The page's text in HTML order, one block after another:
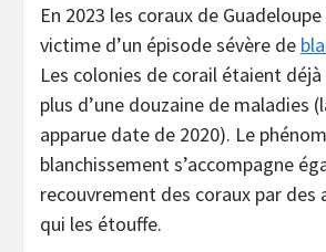
En 2023 les coraux de
victime d’un épisode sévère de
Les colonies de corail étaient
plus d’une douzaine de maladies
apparue date de 2020). Le
blanchissement s’accompagne
recouvrement des coraux par des
qui les étouffe.